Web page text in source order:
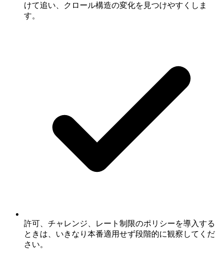
けて追い、クロール構造の変化を見つけやすくしま
す。
許可、チャレンジ、レート制限のポリシーを導入する
ときは、いきなり本番適用せず段階的に観察してくだ
さい。